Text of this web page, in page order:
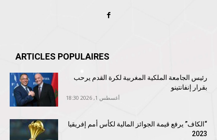
ARTICLES POPULAIRES
رئيس الجامعة الملكية المغربية لكرة القدم يرحب
بقرار إنفانتينو
أغسطس 1, 2026 18:30
“الكاف” يرفع قيمة الجوائز المالية لكأس أمم إفريقيا
2023